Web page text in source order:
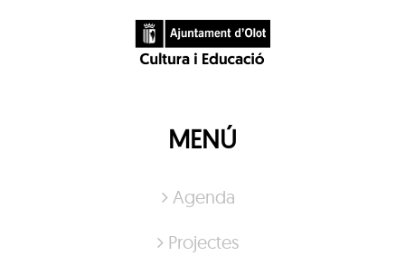
MENÚ
Agenda
Projectes